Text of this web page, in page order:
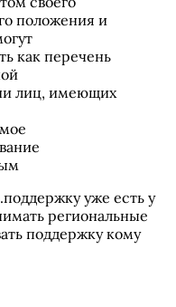
положения и
как перечень
лиц, имеющих
уже есть у
региональные
поддержку кому